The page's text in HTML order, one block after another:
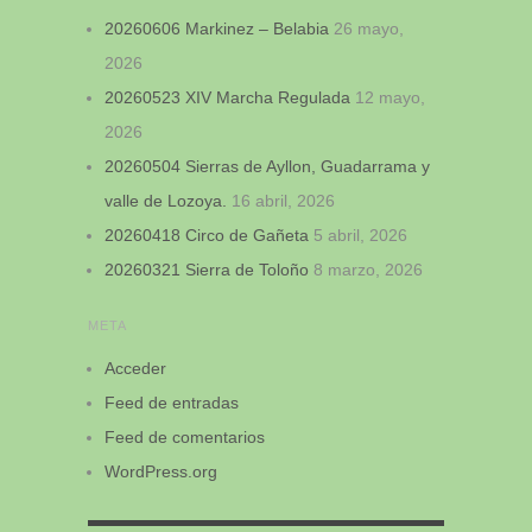
20260606 Markinez – Belabia 26 mayo,
2026
20260523 XIV Marcha Regulada 12 mayo,
2026
20260504 Sierras de Ayllon, Guadarrama y
valle de Lozoya.
16 abril, 2026
20260418 Circo de Gañeta 5 abril, 2026
20260321 Sierra de Toloño 8 marzo, 2026
META
Acceder
Feed de entradas
Feed de comentarios
WordPress.org